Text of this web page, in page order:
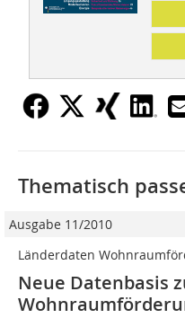
Thematisch
Ausgabe 11/2010
Länderdaten
Neue Datenbasis